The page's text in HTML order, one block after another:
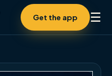
Get the app ☰